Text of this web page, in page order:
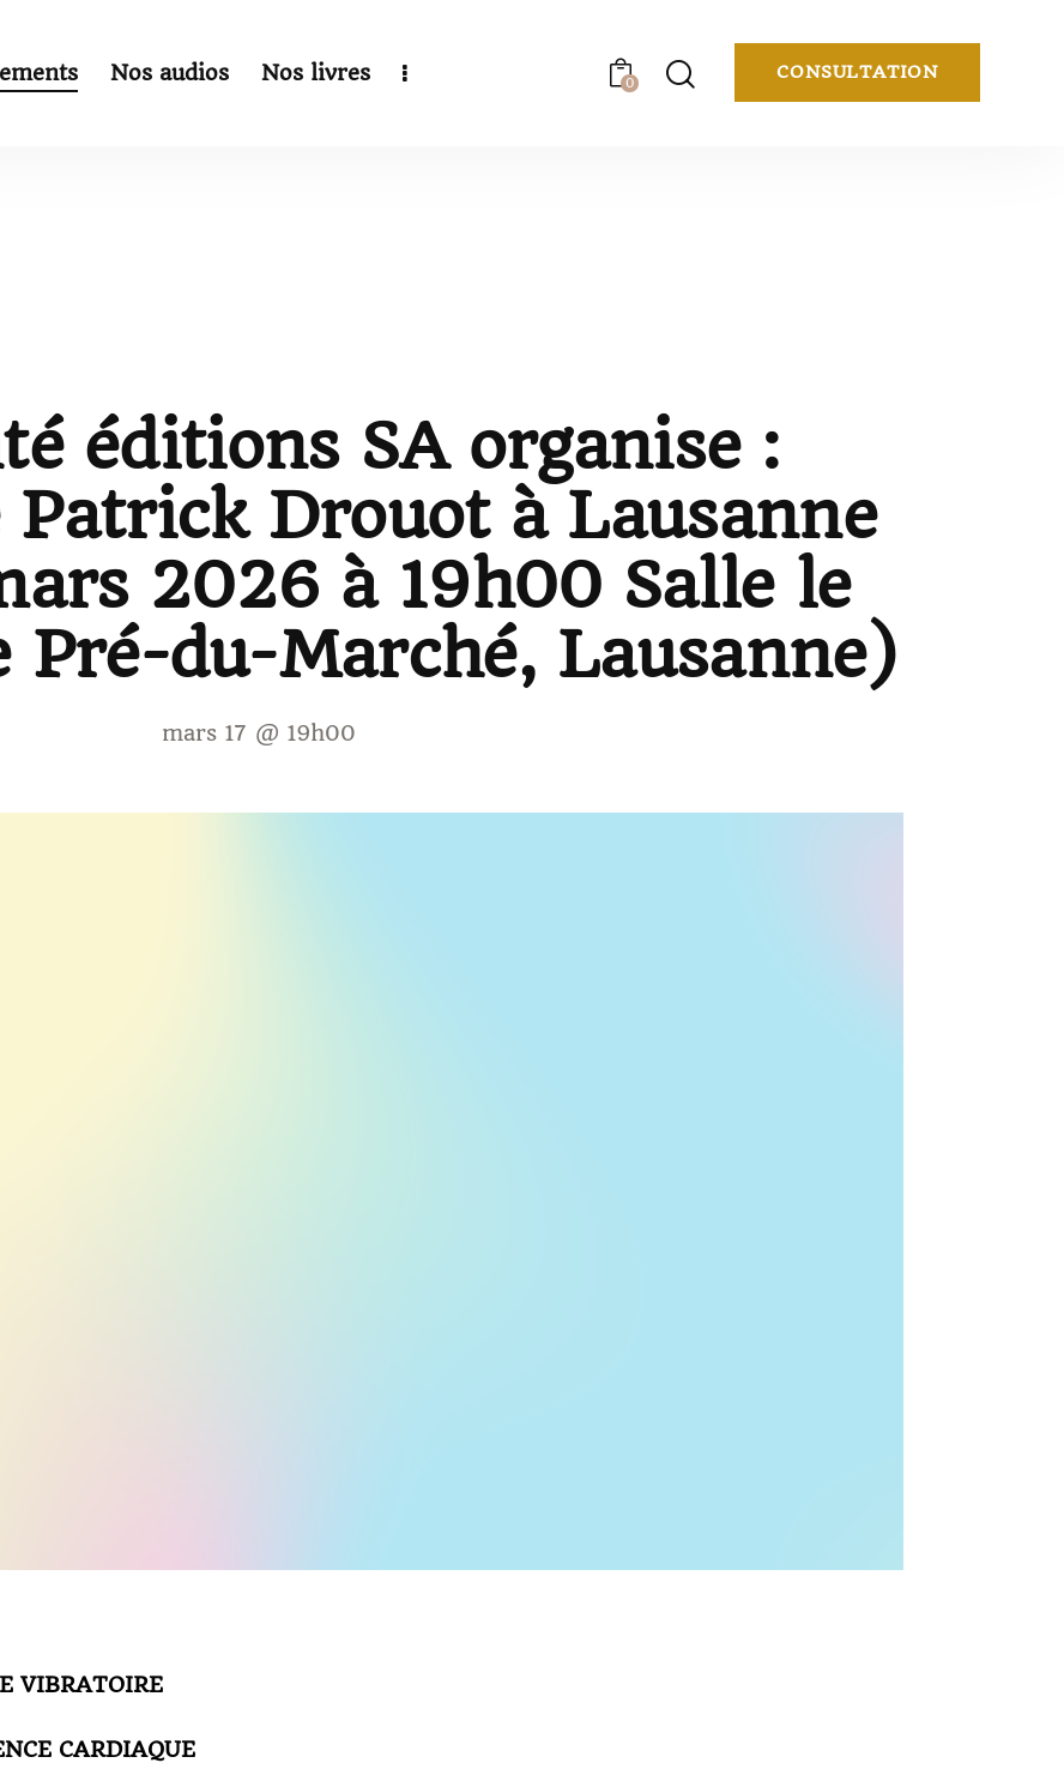
Nos audios Nos livres 0
CONSULTATION
éditions SA organise :
Patrick Drouot à Lausanne
2026 à 19h00 Salle le
Pré-du-Marché, Lausanne)
mars 17 @ 19h00
VIBRATOIRE
CARDIAQUE